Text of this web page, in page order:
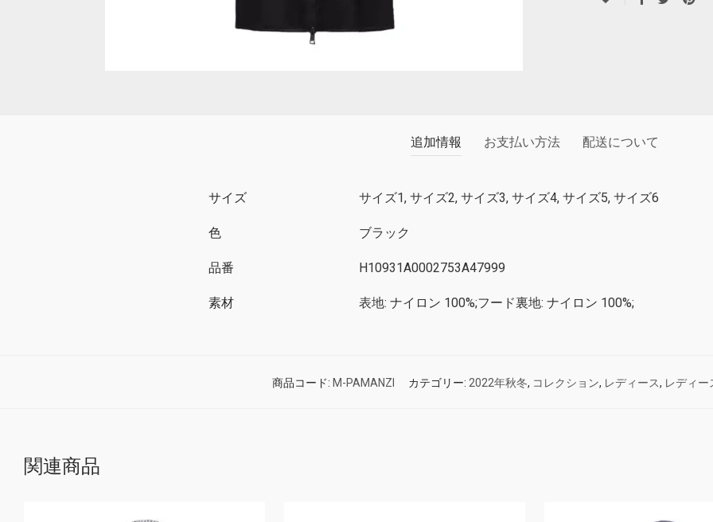
追加情報 お支払い方法 配送について
サイズ サイズ1, サイズ2, サイズ3, サイズ4, サイズ5, サイズ6
色 ブラック
品番 H10931A0002753A47999
素材 表地: ナイロン 100%;フード裏地: ナイロン 100%;
商品コード: M-PAMANZI カテゴリー: 2022年秋冬, コレクション, レディース, レディー
関連商品